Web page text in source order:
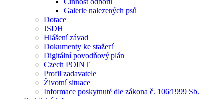
Činnost odboru
Galerie nalezených psů
Dotace
JSDH
Hlášení závad
Dokumenty ke stažení
Digitální povodňový plán
Czech POINT
Profil zadavatele
Životní situace
Informace poskytnuté dle zákona č. 106⁄1999 Sb.